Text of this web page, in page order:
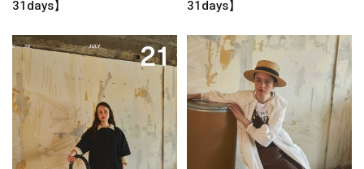
31days】 31days】